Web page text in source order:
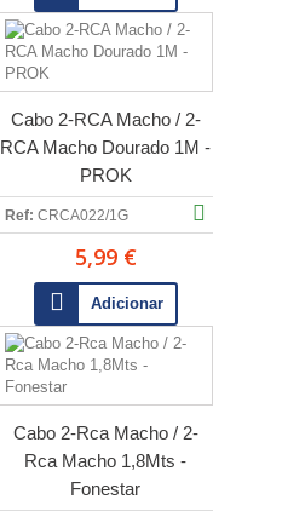
Cabo 2-RCA Macho / 2-
RCA Macho Dourado 1M -
PROK
Ref: CRCA022/1G
5,99 €
Adicionar
Cabo 2-Rca Macho / 2-
Rca Macho 1,8Mts -
Fonestar